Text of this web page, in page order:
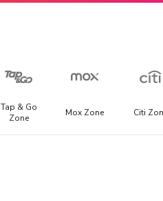
Tap & Go
Zone
Mox Zone Citi